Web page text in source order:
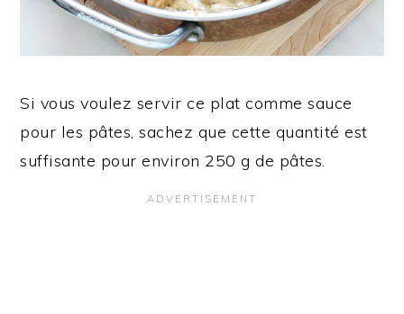
Si vous voulez servir ce plat comme sauce
pour les pâtes, sachez que cette quantité est
suffisante pour environ 250 g de pâtes.